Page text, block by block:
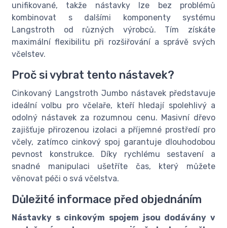
unifikované, takže nástavky lze bez problémů
kombinovat s dalšími komponenty systému
Langstroth od různých výrobců. Tím získáte
maximální flexibilitu při rozšiřování a správě svých
včelstev.
Proč si vybrat tento nástavek?
Cinkovaný Langstroth Jumbo nástavek představuje
ideální volbu pro včelaře, kteří hledají spolehlivý a
odolný nástavek za rozumnou cenu. Masivní dřevo
zajišťuje přirozenou izolaci a příjemné prostředí pro
včely, zatímco cinkový spoj garantuje dlouhodobou
pevnost konstrukce. Díky rychlému sestavení a
snadné manipulaci ušetříte čas, který můžete
věnovat péči o svá včelstva.
Důležité informace před objednáním
Nástavky s cinkovým spojem jsou dodávány v